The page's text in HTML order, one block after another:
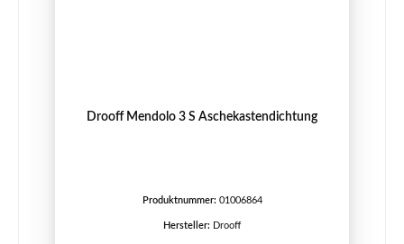
Drooff Mendolo 3 S Aschekastendichtung
Produktnummer: 01006864
Hersteller: Drooff